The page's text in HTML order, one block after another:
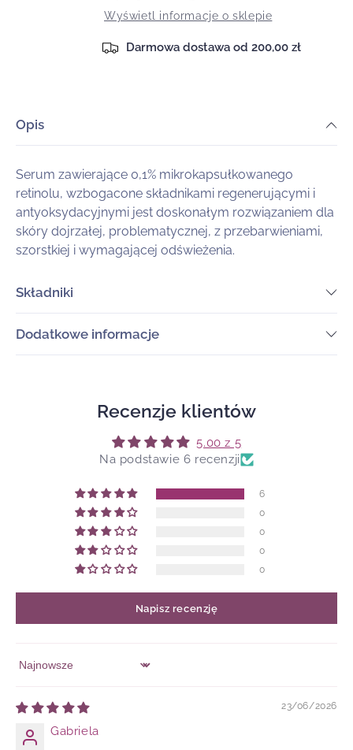
mikrokapsułkowanym
mikrokapsułkowanym
retinolem
Wyświetl informacje o sklepie
Darmowa dostawa od 200,00 zł
Opis
Serum zawierające 0,1% mikrokapsułkowanego
retinolu, wzbogacone składnikami regenerującymi i
antyoksydacyjnymi jest doskonałym rozwiązaniem dla
skóry dojrzałej, problematycznej, z przebarwieniami,
szorstkiej i wymagającej odświeżenia.
Składniki
Dodatkowe informacje
Recenzje klientów
5.00 z 5
Na podstawie 6 recenzji
6
0
0
0
0
Napisz recenzję
Sort by
23/06/2026
Gabriela